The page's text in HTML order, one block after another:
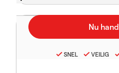
SNEL VEILIG